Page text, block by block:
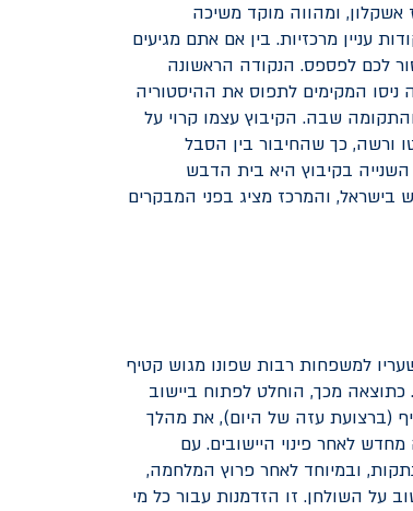
ומהווה מוקד משיכה
עניין מרכזיות. בין אם אתם מגיעים
לכם לפספס. הנקודה הראשונה
ניסו המקימים לתפוס את ההיסטוריה
שבה. הקיבוץ עצמו קרוי על
ורשה, כך שהחיבור בין הסבל
השנייה בקיבוץ היא בית הדבש
והמרכז מציג בפני המבקרים
למשפחות רבות שפונו מגוש קטיף
ביתם מחדש. כתוצאה מכך, הוחלט לפתוח ביישוב
(ברצועת עזה של היום), את מהלך
לאחר פינוי היישובים. עם
ובמיוחד לאחר פרוץ המלחמה,
על השולחן. זו הזדמנות עבור כל מי